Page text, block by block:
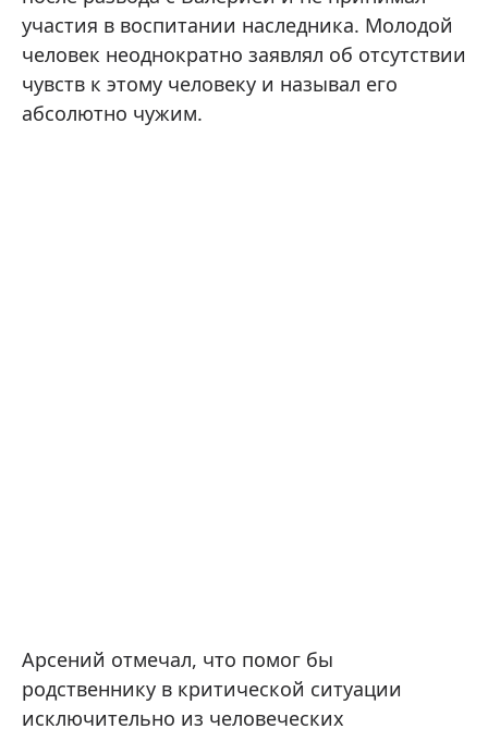
участия в воспитании наследника. Молодой
человек неоднократно заявлял об отсутствии
чувств к этому человеку и называл его
абсолютно чужим.
Арсений отмечал, что помог бы
родственнику в критической ситуации
исключительно из человеческих